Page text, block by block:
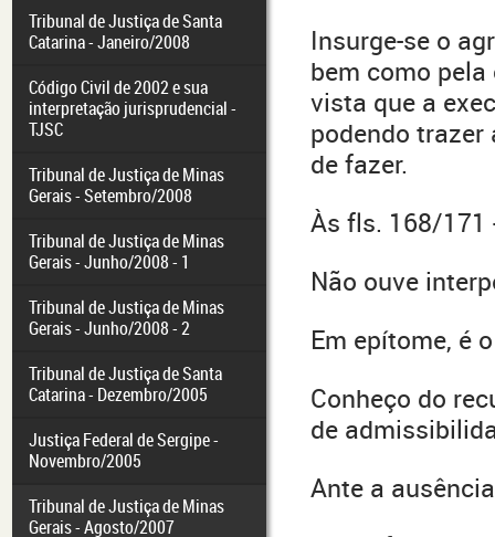
Tribunal de Justiça de Santa
Catarina - Janeiro/2008
Código Civil de 2002 e sua
interpretação jurisprudencial -
TJSC
Tribunal de Justiça de Minas
Gerais - Setembro/2008
Tribunal de Justiça de Minas
Gerais - Junho/2008 - 1
Tribunal de Justiça de Minas
Gerais - Junho/2008 - 2
Tribunal de Justiça de Santa
Catarina - Dezembro/2005
Justiça Federal de Sergipe -
Novembro/2005
Tribunal de Justiça de Minas
Gerais - Agosto/2007
Insurge-se o
bem como
vista que a
podendo
de fazer.
Às fls. 168/171
Não ouve
Em epítome, é
Conheço do
de
Ante a